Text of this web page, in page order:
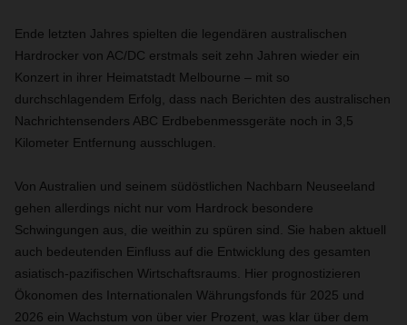
Ende letzten Jahres spielten die legendären australischen
Hardrocker von AC/DC erstmals seit zehn Jahren wieder ein
Konzert in ihrer Heimatstadt Melbourne – mit so
durchschlagendem Erfolg, dass nach Berichten des australischen
Nachrichtensenders ABC Erdbebenmessgeräte noch in 3,5
Kilometer Entfernung ausschlugen.
Von Australien und seinem südöstlichen Nachbarn Neuseeland
gehen allerdings nicht nur vom Hardrock besondere
Schwingungen aus, die weithin zu spüren sind. Sie haben aktuell
auch bedeutenden Einfluss auf die Entwicklung des gesamten
asiatisch-pazifischen Wirtschaftsraums. Hier prognostizieren
Ökonomen des Internationalen Währungsfonds für 2025 und
2026 ein Wachstum von über vier Prozent, was klar über dem